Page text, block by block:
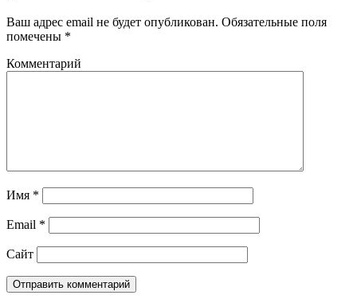
Ваш адрес email не будет опубликован. Обязательные поля
помечены *
Комментарий
Имя *
Email *
Сайт